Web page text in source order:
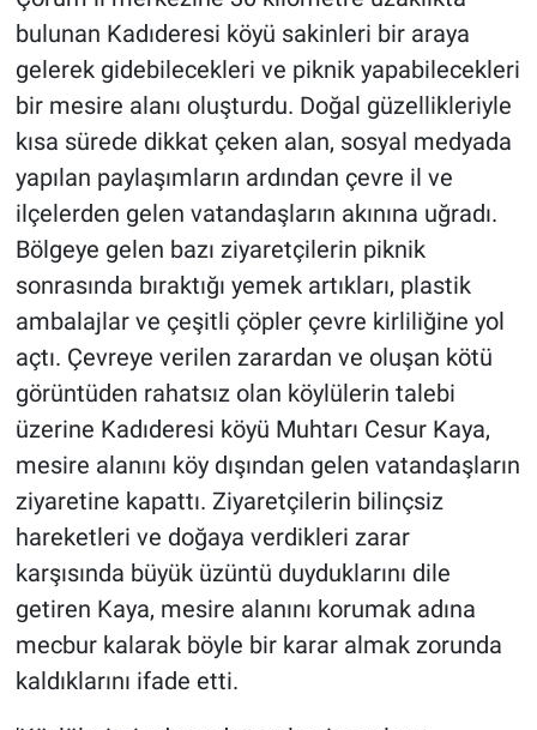
bulunan Kadıderesi köyü sakinleri bir araya
gelerek gidebilecekleri ve piknik yapabilecekleri
bir mesire alanı oluşturdu. Doğal güzellikleriyle
kısa sürede dikkat çeken alan, sosyal medyada
yapılan paylaşımların ardından çevre il ve
ilçelerden gelen vatandaşların akınına uğradı.
Bölgeye gelen bazı ziyaretçilerin piknik
sonrasında bıraktığı yemek artıkları, plastik
ambalajlar ve çeşitli çöpler çevre kirliliğine yol
açtı. Çevreye verilen zarardan ve oluşan kötü
görüntüden rahatsız olan köylülerin talebi
üzerine Kadıderesi köyü Muhtarı Cesur Kaya,
mesire alanını köy dışından gelen vatandaşların
ziyaretine kapattı. Ziyaretçilerin bilinçsiz
hareketleri ve doğaya verdikleri zarar
karşısında büyük üzüntü duyduklarını dile
getiren Kaya, mesire alanını korumak adına
mecbur kalarak böyle bir karar almak zorunda
kaldıklarını ifade etti.